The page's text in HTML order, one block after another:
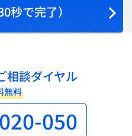
秒で完了）
相談ダイヤル
無料
050